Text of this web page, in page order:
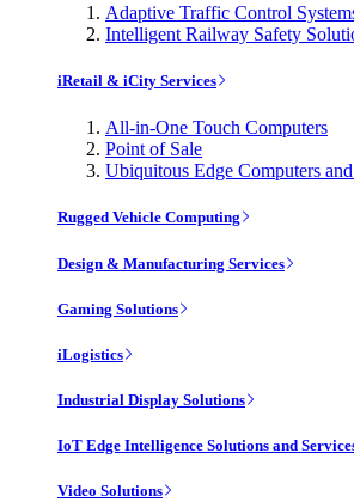
Adaptive Traffic Control
Intelligent Railway Safety
iRetail & iCity Services
All-in-One Touch Computers
Point of Sale
Ubiquitous Edge Computers
Rugged Vehicle Computing
Design & Manufacturing Services
Gaming Solutions
iLogistics
Industrial Display Solutions
IoT Edge Intelligence Solutions and
Video Solutions